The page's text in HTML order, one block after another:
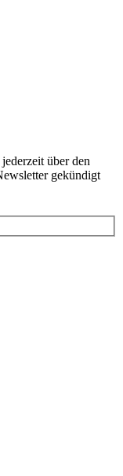
über den
gekündigt